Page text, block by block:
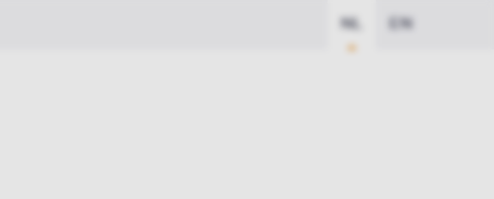
NL EN